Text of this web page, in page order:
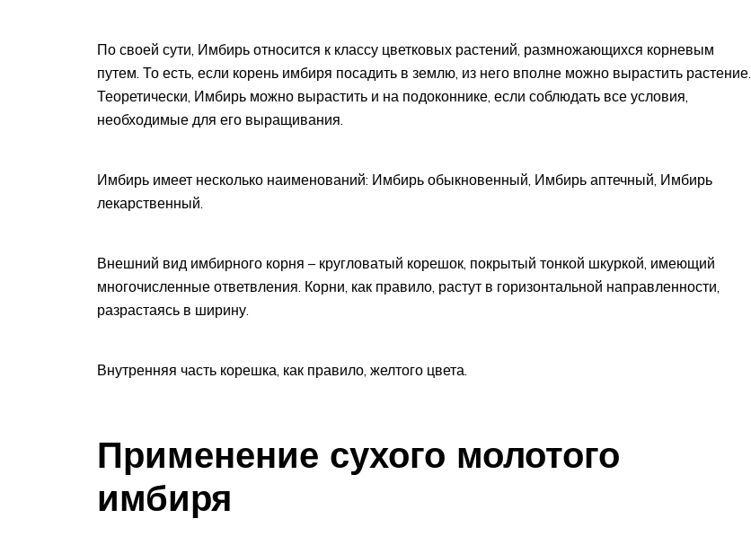
По своей сути, Имбирь относится к классу цветковых растений, размножающихся корневым
путем. То есть, если корень имбиря посадить в землю, из него вполне можно вырастить растение.
Теоретически, Имбирь можно вырастить и на подоконнике, если соблюдать все условия,
необходимые для его выращивания.
Имбирь имеет несколько наименований: Имбирь обыкновенный, Имбирь аптечный, Имбирь
лекарственный.
Внешний вид имбирного корня – кругловатый корешок, покрытый тонкой шкуркой, имеющий
многочисленные ответвления. Корни, как правило, растут в горизонтальной направленности,
разрастаясь в ширину.
Внутренняя часть корешка, как правило, желтого цвета.
Применение сухого молотого
имбиря